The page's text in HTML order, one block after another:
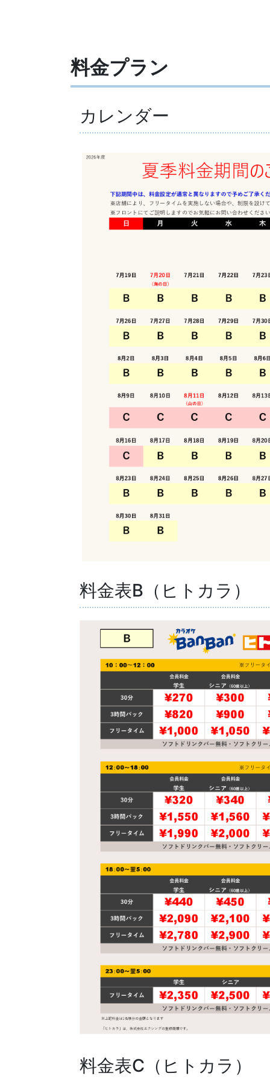
料金プラン
カレンダー
料金表B（ヒトカラ）
料金表C（ヒトカラ）